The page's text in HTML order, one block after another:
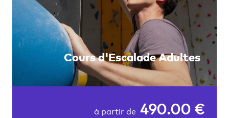
Cours d'Escalade Adultes
à partir de 490.00 €